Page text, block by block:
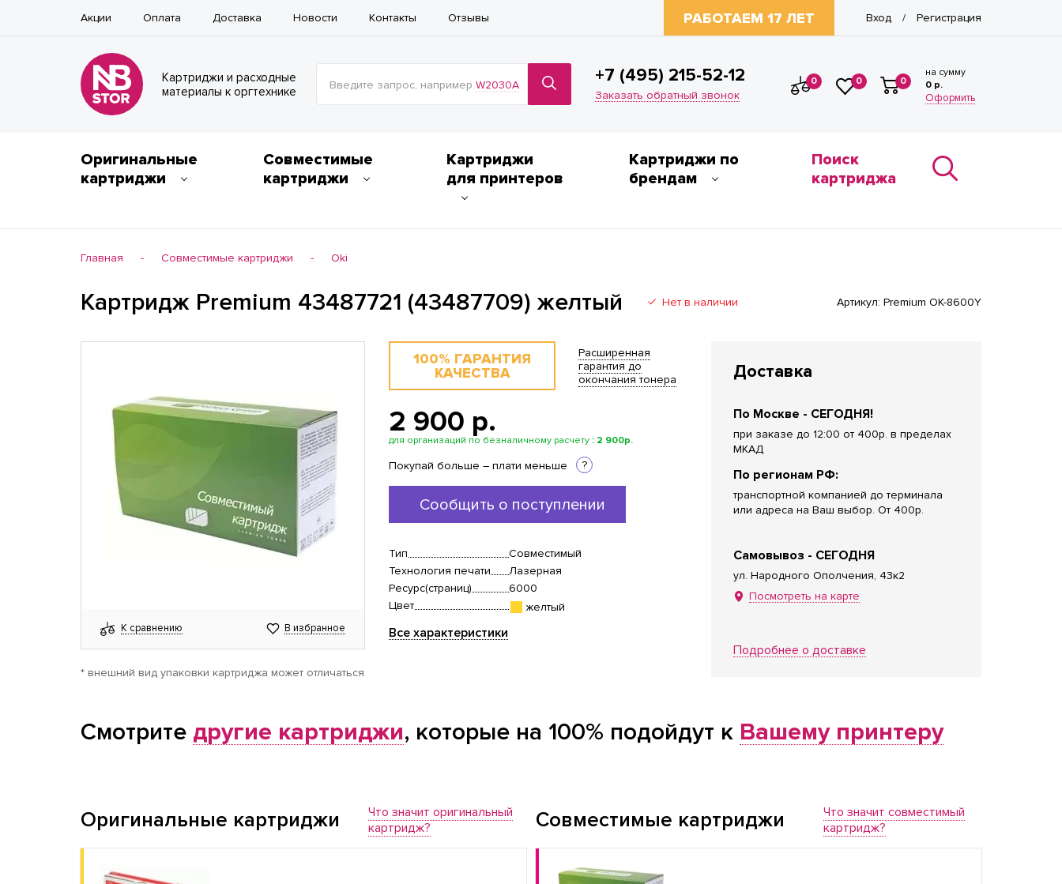
Акции Оплата Доставка Новости Контакты Отзывы РАБОТАЕМ 17 ЛЕТ Вход / Регистрация
Картриджи и расходные
материалы к оргтехнике
Введите запрос, например W2030A +7 (495) 215-52-12
Заказать обратный звонок
0 0 0
на сумму
0 р.
Оформить
Оригинальные
картриджи
Совместимые
картриджи
Картриджи
для принтеров
Картриджи по
брендам
Поиск
картриджа
Главная - Совместимые картриджи - Oki
Картридж Premium 43487721 (43487709) желтый Нет в наличии Артикул: Premium OK-8600Y
К сравнению В избранное
* внешний вид упаковки картриджа может отличаться
100% ГАРАНТИЯ
КАЧЕСТВА
Расширенная
гарантия до
окончания тонера
2 900 p.
для организаций по безналичному расчету : 2 900р.
Покупай больше – плати меньше ?
Сообщить о поступлении
Тип
Совместимый
Технология печати
Лазерная
Ресурс(страниц)
6000
Цвет
желтый
Все характеристики
Доставка
По Москве - СЕГОДНЯ!
при заказе до 12:00 от 400р. в пределах
МКАД
По регионам РФ:
транспортной компанией до терминала
или адреса на Ваш выбор. От 400р.
Самовывоз - СЕГОДНЯ
ул. Народного Ополчения, 43к2
Посмотреть на карте
Подробнее о доставке
Смотрите другие картриджи, которые на 100% подойдут к Вашему принтеру
Оригинальные картриджи
Что значит оригинальный
картридж?
Совместимые картриджи
Что значит совместимый
картридж?